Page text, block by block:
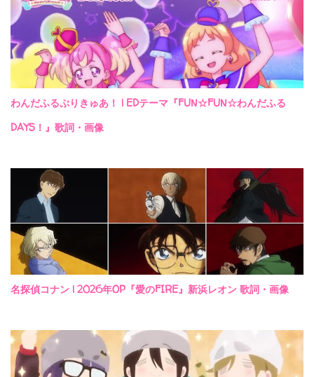
わんだふるぷりきゅあ！ | EDテーマ『FUN☆FUN☆わんだふる
DAYS！』歌詞・画像
名探偵コナン | 2026年OP『愛のFIRE』新浜レオン 歌詞・画像